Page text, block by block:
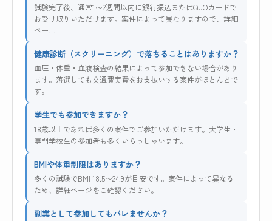
試験完了後、通常1〜2週間以内に銀行振込またはQUOカードで
お受け取りいただけます。案件によって異なりますので、詳細
ペー…
健康診断（スクリーニング）で落ちることはありますか？
血圧・体重・血液検査の結果によって参加できない場合があり
ます。落選しても交通費実費をお支払いする案件がほとんどで
す。
学生でも参加できますか？
18歳以上であれば多くの案件でご参加いただけます。大学生・
専門学校生の参加者も多くいらっしゃいます。
BMIや体重制限はありますか？
多くの試験でBMI 18.5〜24.9が目安です。案件によって異なる
ため、詳細ページをご確認ください。
副業として参加してもバレませんか？